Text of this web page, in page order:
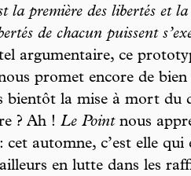
la première des libertés et
de chacun puissent
argumentaire, ce
promet encore de bien
bientôt la mise à mort du
? Ah ! Le Pointnous
automne, c’est elle qui
en lutte dans les